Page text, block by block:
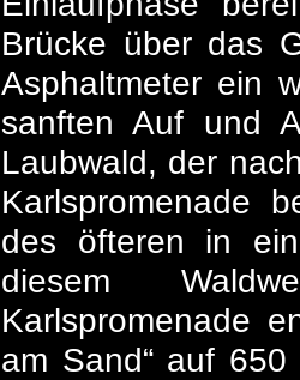
Brücke über das
Asphaltmeter ein
sanften Auf und
Laubwald, der
Karlspromenade
des öfteren in
diesem
Karlspromenade
am Sand“ auf